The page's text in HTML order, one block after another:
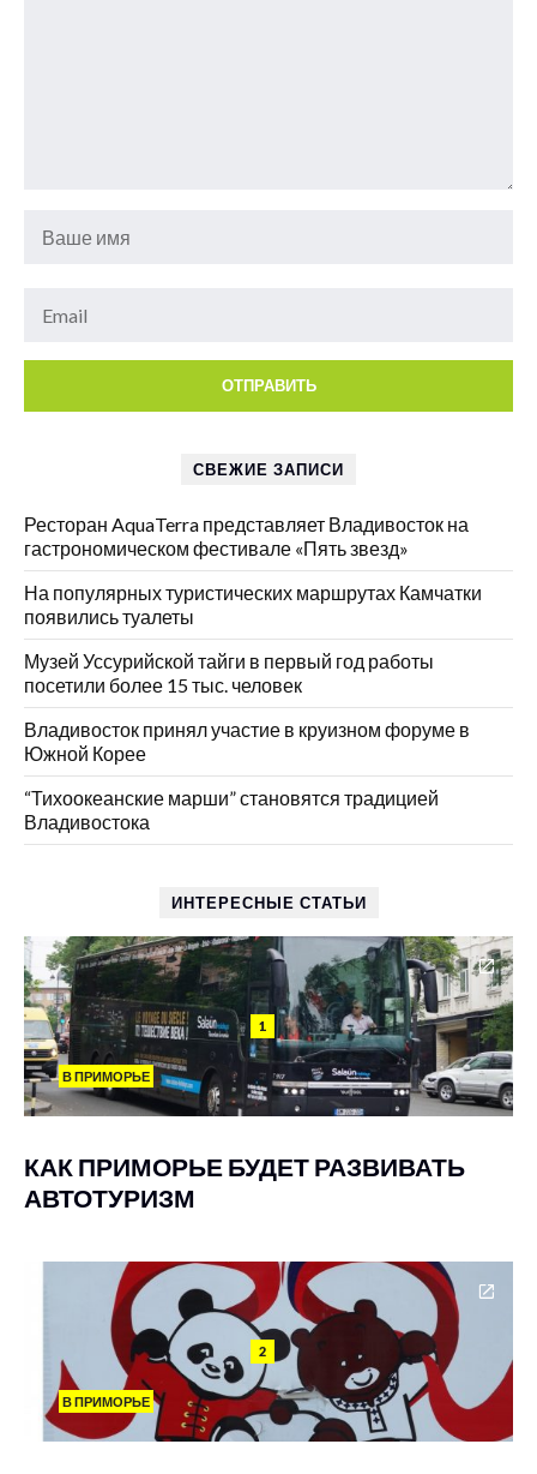
СВЕЖИЕ ЗАПИСИ
Ресторан AquaTerra представляет Владивосток на
гастрономическом фестивале «Пять звезд»
На популярных туристических маршрутах Камчатки
появились туалеты
Музей Уссурийской тайги в первый год работы
посетили более 15 тыс. человек
Владивосток принял участие в круизном форуме в
Южной Корее
“Тихоокеанские марши” становятся традицией
Владивостока
ИНТЕРЕСНЫЕ СТАТЬИ
1
В ПРИМОРЬЕ
КАК ПРИМОРЬЕ БУДЕТ РАЗВИВАТЬ
АВТОТУРИЗМ
2
В ПРИМОРЬЕ